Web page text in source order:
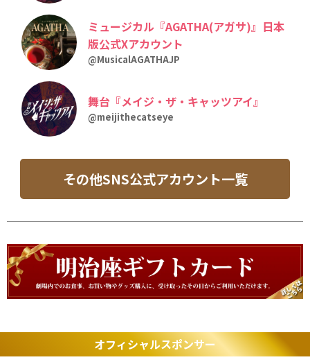
ミュージカル『AGATHA(アガサ)』日本
版公式Xアカウント
@MusicalAGATHAJP
舞台『メイジ・ザ・キャッツアイ』
@meijithecatseye
その他SNS公式アカウント一覧
オフィシャルスポンサー